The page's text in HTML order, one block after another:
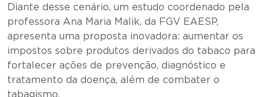
Diante desse cenário, um estudo coordenado pela
professora Ana Maria Malik, da FGV EAESP,
apresenta uma proposta inovadora: aumentar os
impostos sobre produtos derivados do tabaco para
fortalecer ações de prevenção, diagnóstico e
tratamento da doença, além de combater o
tabagismo.